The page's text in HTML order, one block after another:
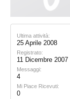
Ultima attività:
25 Aprile 2008
Registrato:
11 Dicembre 2007
Messaggi:
4
Mi Piace Ricevuti:
0